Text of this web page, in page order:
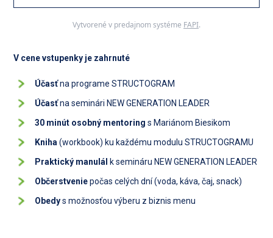
Vytvorené v predajnom systéme FAPI.
V cene vstupenky je zahrnuté
Účasťna programe STRUCTOGRAM
Účasťna seminári NEW GENERATION LEADER
30 minút osobný mentoring s Mariánom Biesikom
Kniha (workbook) ku každému modulu STRUCTOGRAMU
Praktický manulál
k semináru NEW GENERATION LEADER
Občerstveniepočas celých dní (voda, káva, čaj, snack)
Obedys možnosťou výberu z biznis menu